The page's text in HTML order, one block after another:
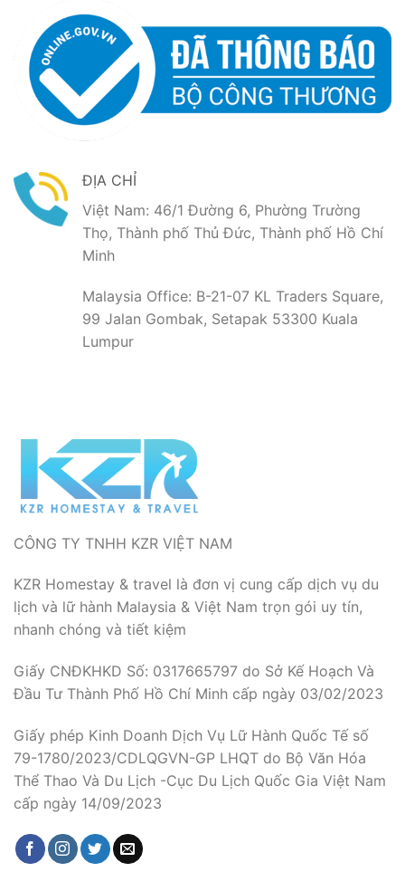
ĐỊA CHỈ
Việt Nam: 46/1 Đường 6, Phường Trường
Thọ, Thành phố Thủ Đức, Thành phố Hồ Chí
Minh
Malaysia Office: B-21-07 KL Traders Square,
99 Jalan Gombak, Setapak 53300 Kuala
Lumpur
CÔNG TY TNHH KZR VIỆT NAM
KZR Homestay & travel là đơn vị cung cấp dịch vụ du
lịch và lữ hành Malaysia & Việt Nam trọn gói uy tín,
nhanh chóng và tiết kiệm
Giấy CNĐKHKD Số: 0317665797 do Sở Kế Hoạch Và
Đầu Tư Thành Phố Hồ Chí Minh cấp ngày 03/02/2023
Giấy phép Kinh Doanh Dịch Vụ Lữ Hành Quốc Tế số
79-1780/2023/CDLQGVN-GP LHQT do Bộ Văn Hóa
Thể Thao Và Du Lịch -Cục Du Lịch Quốc Gia Việt Nam
cấp ngày 14/09/2023